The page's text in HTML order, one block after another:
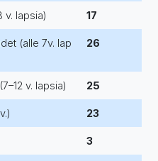
v. lapsia) 17
(alle 7v. lap
26
v. lapsia) 25
23
3